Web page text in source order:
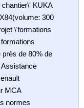
KUKA
300
\'formations
près de 80% de
Assistance
MCA
normes